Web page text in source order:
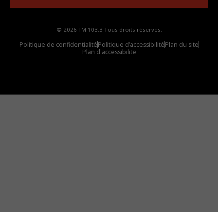
© 2026 FM 103,3 Tous droits réservés.
Politique de confidentialitéPolitique d’accessibilitéPlan du site
Plan d'accessibilite